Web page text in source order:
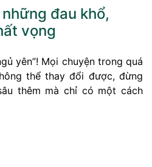
đau khổ,
vọng
yên”! Mọi chuyện trong quá
thể thay đổi được, đừng
thêm mà chỉ có một cách